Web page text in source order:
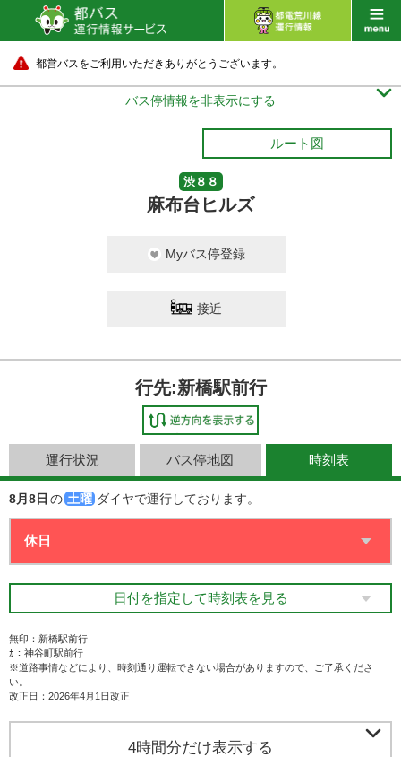
都営バスをご利用いただきありがとうございます。
バス停情報を非表示にする 
ルート図
渋８８
麻布台ヒルズ
Myバス停登録
接近
行先:新橋駅前行
運行状況 バス停地図 時刻表
8月8日 の 土曜 ダイヤで運行しております。
日付を指定して時刻表を見る
無印：新橋駅前行
ｶ：神谷町駅前行
※道路事情などにより、時刻通り運転できない場合がありますので、ご了承くださ
い。
改正日：2026年4月1日改正
4時間分だけ表示する 